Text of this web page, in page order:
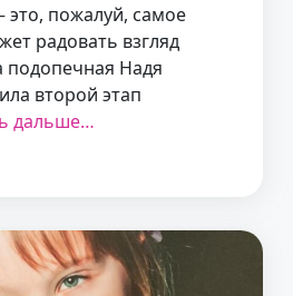
пожалуй, самое
радовать взгляд
подопечная Надя
второй этап
дальше…